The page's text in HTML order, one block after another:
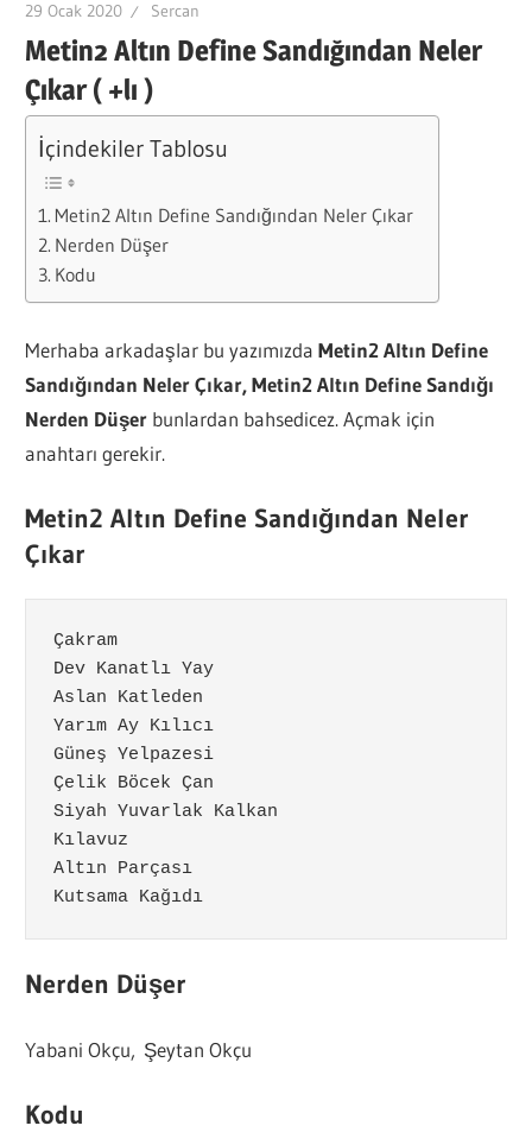
29 Ocak 2020 Sercan
Metin2 Altın Define Sandığından Neler
Çıkar ( +lı )
İçindekiler Tablosu
Metin2 Altın Define Sandığından Neler Çıkar
Nerden Düşer
Kodu
Merhaba arkadaşlar bu yazımızdaMetin2 Altın Define
Sandığından Neler Çıkar, Metin2 Altın Define Sandığı
Nerden Düşer bunlardan bahsedicez. Açmak için
anahtarı gerekir.
Metin2 Altın Define Sandığından Neler
Çıkar
Çakram
Dev Kanatlı Yay
Yarım Ay Kılıcı
Güneş Yelpazesi
Çelik Böcek Çan
Siyah Yuvarlak Kalkan
Altın Parçası
Kutsama Kağıdı
Nerden Düşer
Yabani Okçu, Şeytan Okçu
Kodu